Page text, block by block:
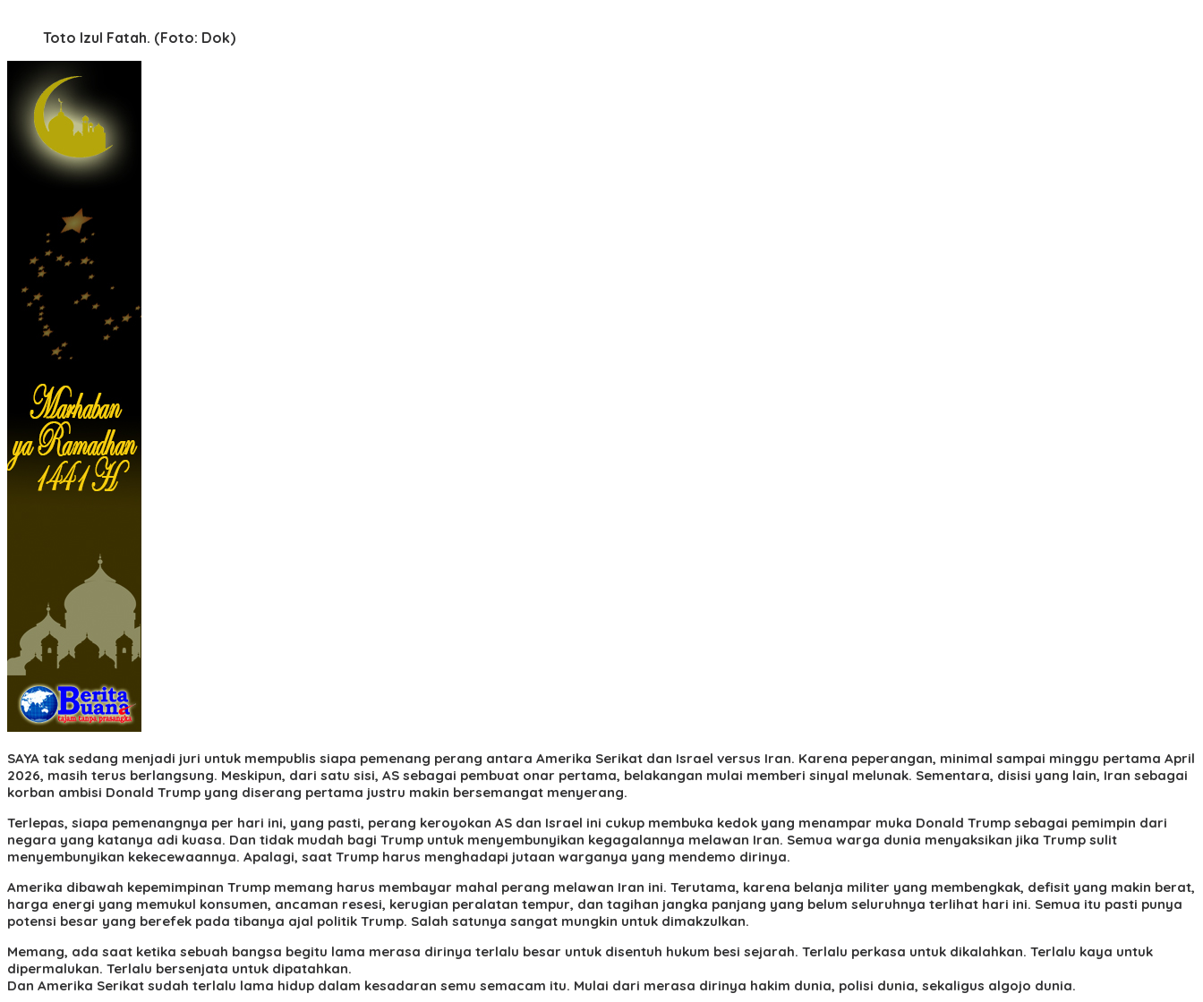
Toto Izul Fatah. (Foto: Dok)
SAYA tak sedang menjadi juri untuk mempublis siapa pemenang perang antara Amerika Serikat dan Israel versus Iran. Karena peperangan, minimal sampai minggu pertama April
2026, masih terus berlangsung. Meskipun, dari satu sisi, AS sebagai pembuat onar pertama, belakangan mulai memberi sinyal melunak. Sementara, disisi yang lain, Iran sebagai
korban ambisi Donald Trump yang diserang pertama justru makin bersemangat menyerang.
Terlepas, siapa pemenangnya per hari ini, yang pasti, perang keroyokan AS dan Israel ini cukup membuka kedok yang menampar muka Donald Trump sebagai pemimpin dari
negara yang katanya adi kuasa. Dan tidak mudah bagi Trump untuk menyembunyikan kegagalannya melawan Iran. Semua warga dunia menyaksikan jika Trump sulit
menyembunyikan kekecewaannya. Apalagi, saat Trump harus menghadapi jutaan warganya yang mendemo dirinya.
Amerika dibawah kepemimpinan Trump memang harus membayar mahal perang melawan Iran ini. Terutama, karena belanja militer yang membengkak, defisit yang makin berat,
harga energi yang memukul konsumen, ancaman resesi, kerugian peralatan tempur, dan tagihan jangka panjang yang belum seluruhnya terlihat hari ini. Semua itu pasti punya
potensi besar yang berefek pada tibanya ajal politik Trump. Salah satunya sangat mungkin untuk dimakzulkan.
Memang, ada saat ketika sebuah bangsa begitu lama merasa dirinya terlalu besar untuk disentuh hukum besi sejarah. Terlalu perkasa untuk dikalahkan. Terlalu kaya untuk
dipermalukan. Terlalu bersenjata untuk dipatahkan.
Dan Amerika Serikat sudah terlalu lama hidup dalam kesadaran semu semacam itu. Mulai dari merasa dirinya hakim dunia, polisi dunia, sekaligus algojo dunia.